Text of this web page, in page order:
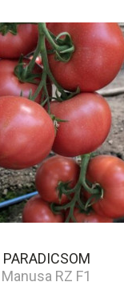
PARADICSOM
Manusa RZ F1